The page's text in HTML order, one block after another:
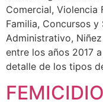
Comercial, Violencia
Familia, Concursos
Administrativo,
entre los años 2017
detalle de los tipos